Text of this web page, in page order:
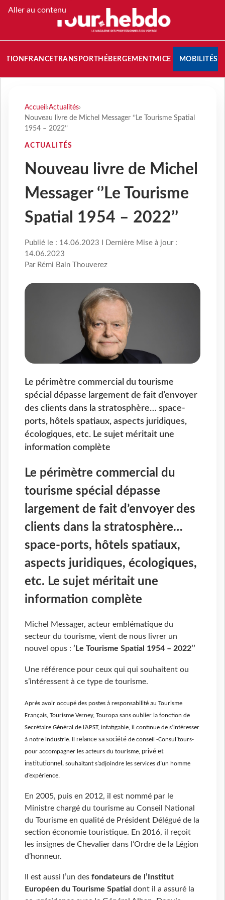
Aller au contenu
FRANCETRANSPORT HÉBERGEMENTMICE MOBILITÉS
Accueil ›Actualités›
Nouveau livre de Michel Messager ‘’Le Tourisme Spatial
1954 – 2022’’
ACTUALITÉS
Nouveau livre de Michel
Messager ‘’Le Tourisme
Spatial 1954 – 2022’’
Publié le : 14.06.2023 I Dernière Mise à jour :
14.06.2023
Par Rémi Bain Thouverez
Le périmètre commercial du tourisme
spécial dépasse largement de fait d’envoyer
des clients dans la stratosphère… space-
ports, hôtels spatiaux, aspects juridiques,
écologiques, etc. Le sujet méritait une
information complète
Le périmètre commercial du
tourisme spécial dépasse
largement de fait d’envoyer des
clients dans la stratosphère…
space-ports, hôtels spatiaux,
aspects juridiques, écologiques,
etc. Le sujet méritait une
information complète
Michel Messager, acteur emblématique du
secteur du tourisme, vient de nous livrer un
nouvel opus : ’Le Tourisme Spatial 1954 – 2022’’
Une référence pour ceux qui qui souhaitent ou
s’intéressent à ce type de tourisme.
Après avoir occupé des postes à responsabilité au Tourisme
Français, Tourisme Verney, Touropa sans oublier la fonction de
Secrétaire Général de l’APST, infatigable, il continue de s’intéresser
à notre industrie.
relance sa société de conseil -Consul’tours-
pour accompagner les acteurs du tourisme, privé et
institutionnel, souhaitant s’adjoindre les services d’un homme
d’expérience.
En 2005, puis en 2012, il est nommé par le
Ministre chargé du tourisme au Conseil National
du Tourisme en qualité de Président Délégué de la
section économie touristique. En 2016, il reçoit
les insignes de Chevalier dans l’Ordre de la Légion
d’honneur.
Il est aussi l’un des fondateurs de l’Institut
Européen du Tourisme Spatial dont il a assuré la